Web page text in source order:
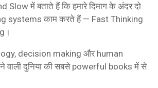
Slow में बताते हैं कि हमारे दिमाग के अंदर दो
systems काम करते हैं — Fast Thinking
decision making और human
वाली दुनिया की सबसे powerful books में से